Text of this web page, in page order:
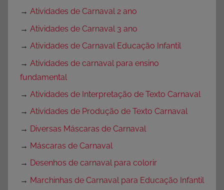
→ Atividades de Carnaval 2 ano
→ Atividades de Carnaval 3 ano
→ Atividades de Carnaval Educação Infantil
→ Atividades de carnaval para ensino
fundamental
→ Atividades de Interpretação de Texto Carnaval
→ Atividades de Produção de Texto Carnaval
→ Diversas Máscaras de Carnaval
→ Máscaras de Carnaval
→ Desenhos de carnaval para colorir
→ Marchinhas de Carnaval para Educação Infantil